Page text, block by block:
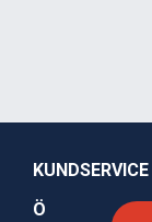
KUNDSERVICE
Ö